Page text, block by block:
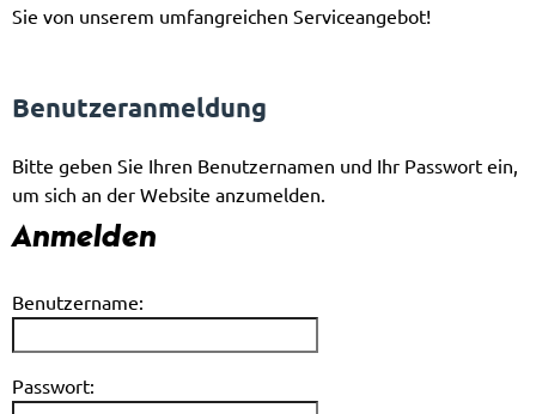
Sie von unserem umfangreichen Serviceangebot!
Benutzeranmeldung
Bitte geben Sie Ihren Benutzernamen und Ihr Passwort ein,
um sich an der Website anzumelden.
Anmelden
Benutzername:
Passwort: